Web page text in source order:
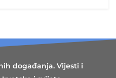
događanja. Vijesti i